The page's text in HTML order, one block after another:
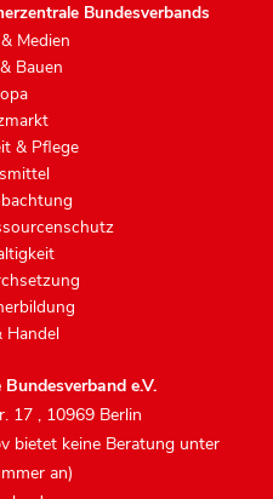
Bundesverbands
Medien
Bauen
& Pflege
Handel
e.V.
17 , 10969 Berlin
bietet keine Beratung unter
an)